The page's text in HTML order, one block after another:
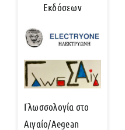
Εκδόσεων
Γλωσσολογία στο
Αιγαίο/Aegean